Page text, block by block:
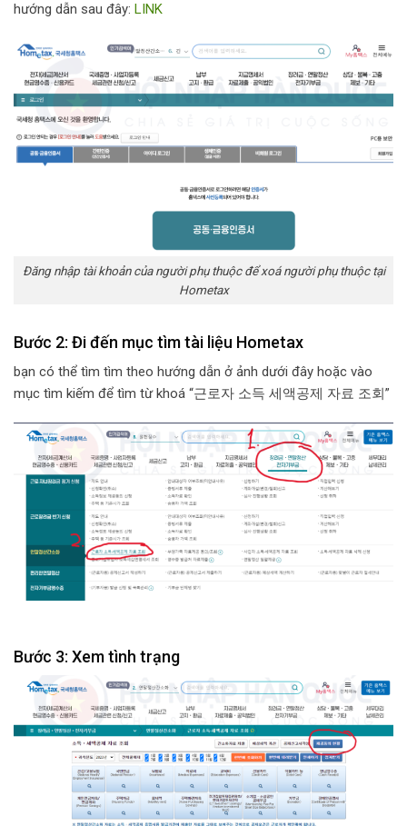
hướng dẫn sau đây: LINK
Đăng nhập tài khoản của người phụ thuộc để xoá người phụ thuộc tại
Hometax
Bước 2: Đi đến mục tìm tài liệu Hometax
bạn có thể tìm tìm theo hướng dẫn ở ảnh dưới đây hoặc vào
mục tìm kiếm để tìm từ khoá “근로자 소득 세액공제 자료 조회”
Bước 3: Xem tình trạng